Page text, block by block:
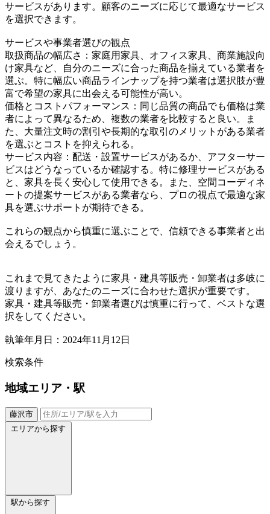
サービスがあります。顧客のニーズに応じて最適なサービス
を選択できます。
サービスや事業者選びの観点
取扱商品の幅広さ：家庭用家具、オフィス家具、商業施設向
け家具など、自分のニーズに合った商品を揃えている業者を
選ぶ。特に幅広い商品ラインナップを持つ業者は選択肢が豊
富で希望の家具に出会える可能性が高い。
価格とコストパフォーマンス：同じ品質の商品でも価格は業
者によって異なるため、複数の業者を比較すると良い。ま
た、大量注文時の割引や長期的な取引のメリットがある業者
を選ぶとコストを抑えられる。
サービス内容：配送・設置サービスがあるか、アフターサー
ビスはどうなっているか確認する。特に修理サービスがある
と、家具を長く安心して使用できる。また、空間コーディネ
ートの提案サービスがある業者なら、プロの視点で最適な家
具を選ぶサポートが期待できる。
これらの観点から慎重に選ぶことで、信頼できる事業者と出
会えるでしょう。
これまで見てきたように家具・建具等販売・卸業者は多岐に
渡りますが、あなたのニーズに合わせた選択が重要です。
家具・建具等販売・卸業者選びは慎重に行って、ベストな選
択をしてください。
執筆年月日：2024年11月12日
検索条件
地域エリア・駅
藤沢市
エリアから探す
駅から探す